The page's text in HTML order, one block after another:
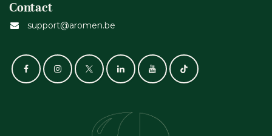
Contact
support@aromen.be